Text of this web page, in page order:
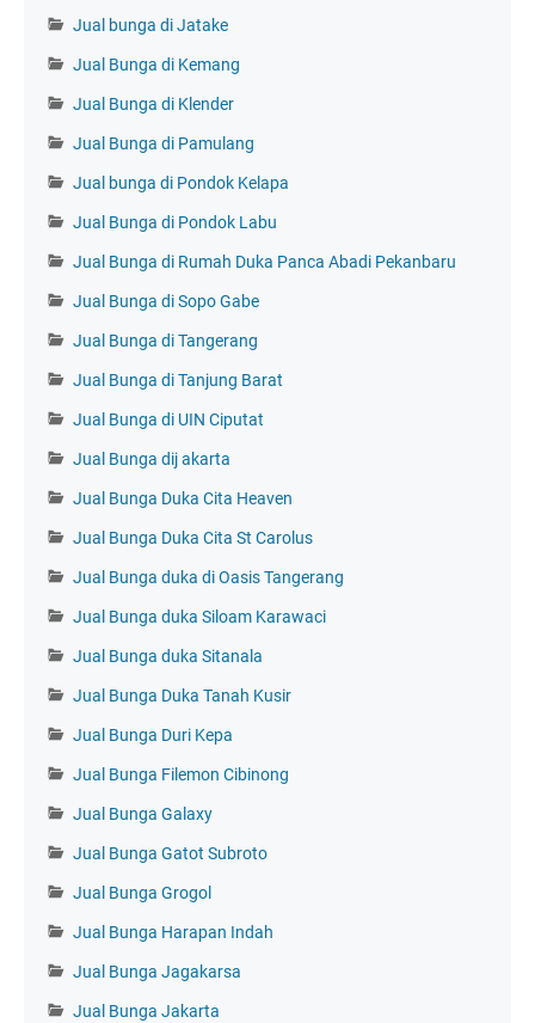
Jual bunga di Jatake
Jual Bunga di Kemang
Jual Bunga di Klender
Jual Bunga di Pamulang
Jual bunga di Pondok Kelapa
Jual Bunga di Pondok Labu
Jual Bunga di Rumah Duka Panca Abadi Pekanbaru
Jual Bunga di Sopo Gabe
Jual Bunga di Tangerang
Jual Bunga di Tanjung Barat
Jual Bunga di UIN Ciputat
Jual Bunga dij akarta
Jual Bunga Duka Cita Heaven
Jual Bunga Duka Cita St Carolus
Jual Bunga duka di Oasis Tangerang
Jual Bunga duka Siloam Karawaci
Jual Bunga duka Sitanala
Jual Bunga Duka Tanah Kusir
Jual Bunga Duri Kepa
Jual Bunga Filemon Cibinong
Jual Bunga Galaxy
Jual Bunga Gatot Subroto
Jual Bunga Grogol
Jual Bunga Harapan Indah
Jual Bunga Jagakarsa
Jual Bunga Jakarta